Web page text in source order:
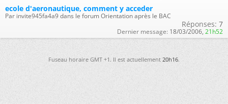
ecole d'aeronautique, comment y acceder
Par invite945fa4a9 dans le forum Orientation après le BAC
Réponses: 7
Dernier message: 18/03/2006, 21h52
Fuseau horaire GMT +1. Il est actuellement20h16.